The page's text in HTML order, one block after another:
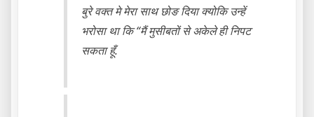
बुरे वक्त मे मेरा साथ छोङ दिया क्योकि उन्हें
भरोसा था कि “मैं मुसीबतों से अकेले ही निपट
सकता हूँ.